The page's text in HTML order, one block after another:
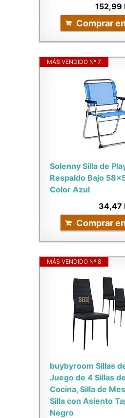
152,99
Comprar
MÁS VENDIDO Nº 7
Solenny Silla de
Respaldo Bajo
Color Azul
34,47
Comprar
MÁS VENDIDO Nº 8
buybyroom Sillas
Juego de 4 Sillas
Cocina, Silla de
Silla con Asiento
Negro